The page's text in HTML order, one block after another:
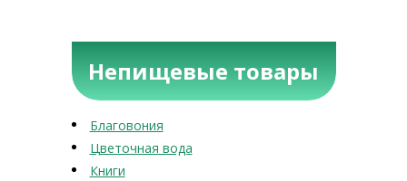
Непищевые товары
Благовония
Цветочная вода
Книги